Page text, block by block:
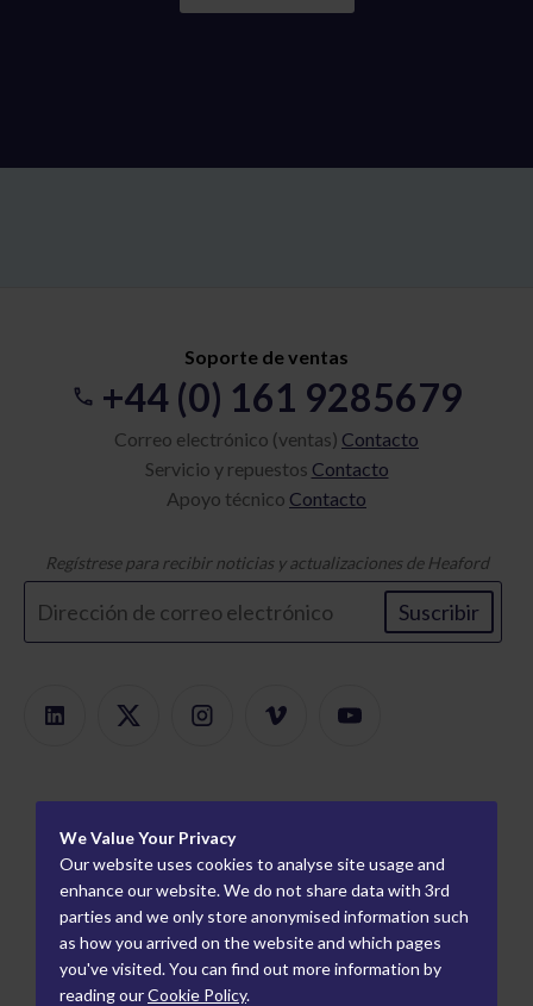
Soporte de ventas
+44 (0) 161 9285679
Correo electrónico (ventas) Contacto
Servicio y repuestos Contacto
Apoyo técnico Contacto
Regístrese para recibir noticias y actualizaciones de Heaford
Suscribir
Productos
Buscador de productos
Montaje Modular
Montadores de placas
Pruebas flexográficas
Pruebas de
Acerca de
Carreras
Cómo trabajamos
Quienes somos
Información
Socios mundiales
Socios de la industria
We Value Your Privacy
Our website uses cookies to analyse site usage and
enhance our website. We do not share data with 3rd
parties and we only store anonymised information such
as how you arrived on the website and which pages
you've visited. You can find out more information by
reading ourCookie Policy.